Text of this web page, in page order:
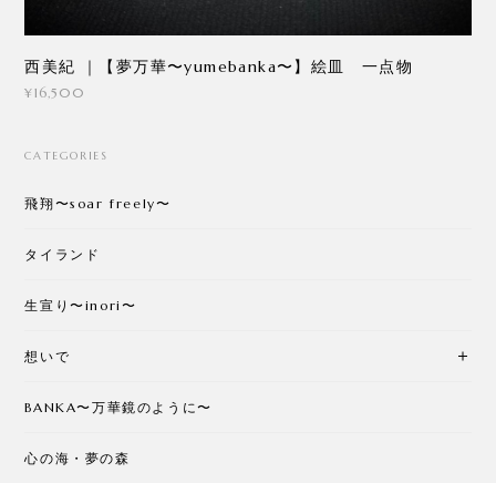
西美紀 ｜【夢万華〜yumebanka〜】絵皿 一点物
¥16,500
CATEGORIES
飛翔〜soar freely〜
タイランド
生宣り〜inori〜
想いで
BANKA〜万華鏡のように〜
心の海・夢の森